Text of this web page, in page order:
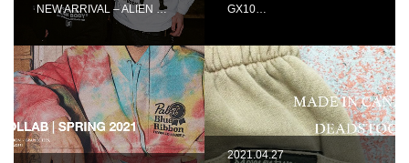
NEW ARRIVAL – ALIEN …
GX10…
2021.04.27